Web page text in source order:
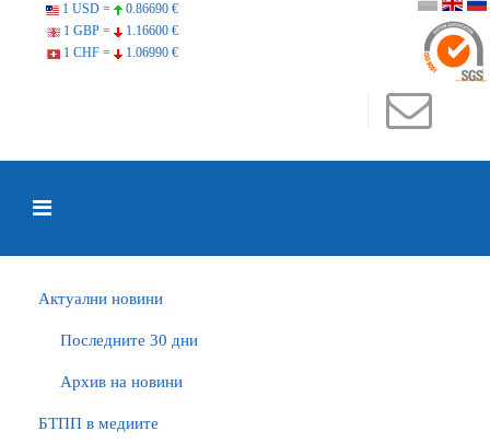
1 USD =
0.86690 €
1 GBP =
1.16600 €
1 CHF =
1.06990 €
Актуални новини
Последните 30 дни
Архив на новини
БTПП в медиите